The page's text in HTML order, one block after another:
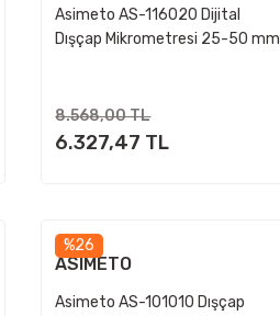
Asimeto AS-116020 Dijital
Dışçap Mikrometresi 25-50 mm
8.568,00 TL
6.327,47 TL
%26
ASIMETO
Asimeto AS-101010 Dışçap